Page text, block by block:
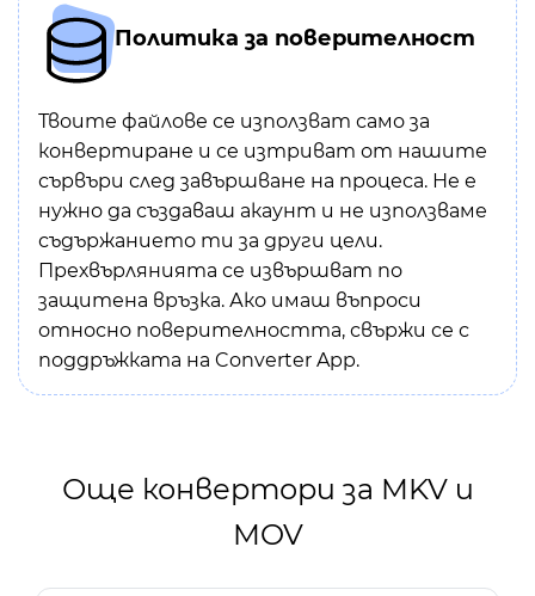
Политика за поверителност
Твоите файлове се използват само за
конвертиране и се изтриват от нашите
сървъри след завършване на процеса. Не е
нужно да създаваш акаунт и не използваме
съдържанието ти за други цели.
Прехвърлянията се извършват по
защитена връзка. Ако имаш въпроси
относно поверителността, свържи се с
поддръжката на Converter App.
Още конвертори за MKV и
MOV